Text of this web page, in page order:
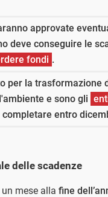
approvate
deve conseguire le
fondi .
per la trasformazione
e sono gli
completare entro
delle scadenze
mese alla fine